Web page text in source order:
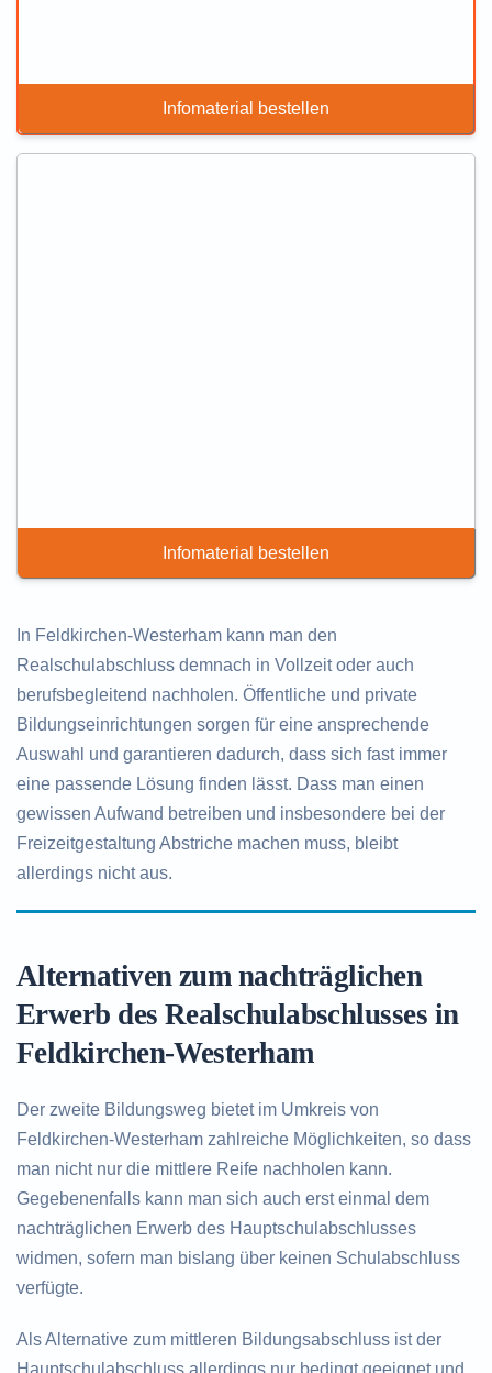
Infomaterial bestellen
Infomaterial bestellen
In Feldkirchen-Westerham kann man den
Realschulabschluss demnach in Vollzeit oder auch
berufsbegleitend nachholen. Öffentliche und private
Bildungseinrichtungen sorgen für eine ansprechende
Auswahl und garantieren dadurch, dass sich fast immer
eine passende Lösung finden lässt. Dass man einen
gewissen Aufwand betreiben und insbesondere bei der
Freizeitgestaltung Abstriche machen muss, bleibt
allerdings nicht aus.
Alternativen zum nachträglichen
Erwerb des Realschulabschlusses in
Feldkirchen-Westerham
Der zweite Bildungsweg bietet im Umkreis von
Feldkirchen-Westerham zahlreiche Möglichkeiten, so dass
man nicht nur die mittlere Reife nachholen kann.
Gegebenenfalls kann man sich auch erst einmal dem
nachträglichen Erwerb des Hauptschulabschlusses
widmen, sofern man bislang über keinen Schulabschluss
verfügte.
Als Alternative zum mittleren Bildungsabschluss ist der